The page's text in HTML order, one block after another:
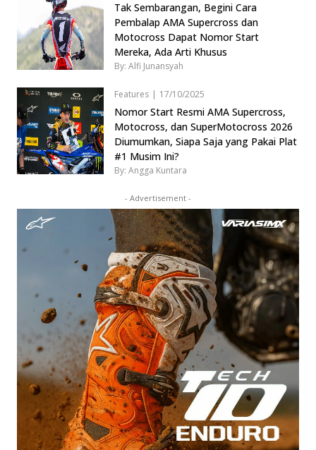
Tak Sembarangan, Begini Cara
Pembalap AMA Supercross dan
Motocross Dapat Nomor Start
Mereka, Ada Arti Khusus
By: Alfi Junansyah
Features | 17/10/2025
Nomor Start Resmi AMA Supercross,
Motocross, dan SuperMotocross 2026
Diumumkan, Siapa Saja yang Pakai Plat
#1 Musim Ini?
By: Angga Kuntara
- Advertisement -